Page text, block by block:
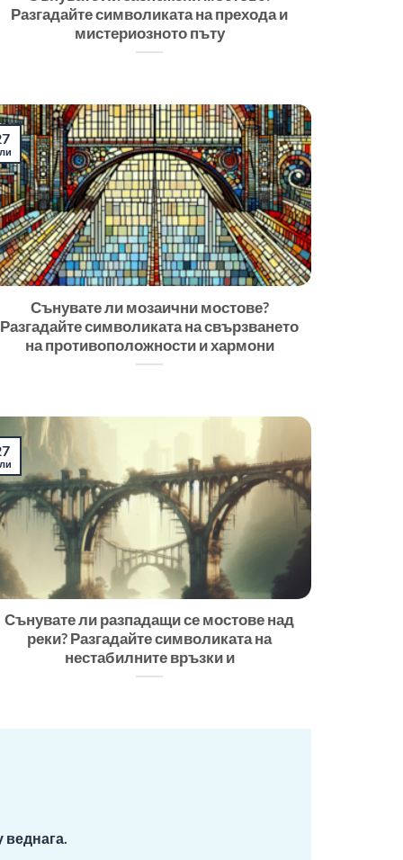
Разгадайте символиката на прехода и
мистериозното пъту
Сънувате ли мозаични мостове?
Разгадайте символиката на свързването
на противоположности и хармони
Сънувате ли разпадащи се мостове над
реки? Разгадайте символиката на
нестабилните връзки и